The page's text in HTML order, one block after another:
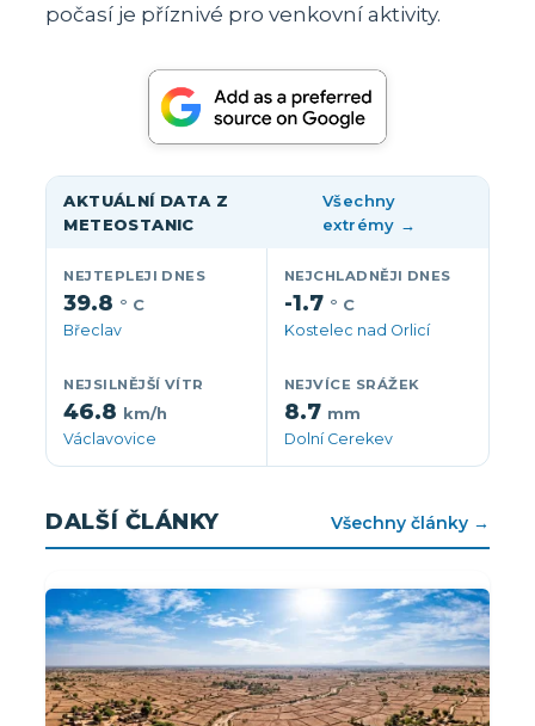
počasí je příznivé pro venkovní aktivity.
AKTUÁLNÍ DATA Z
METEOSTANIC
Všechny
extrémy →
NEJTEPLEJI DNES
39.8 ° C
Břeclav
NEJCHLADNĚJI DNES
-1.7 ° C
Kostelec nad Orlicí
NEJSILNĚJŠÍ VÍTR
46.8 km/h
Václavovice
NEJVÍCE SRÁŽEK
8.7 mm
Dolní Cerekev
DALŠÍ ČLÁNKY Všechny články →